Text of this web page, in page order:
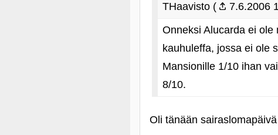
THaavisto (
7.6.2006
Onneksi Alucarda ei
kauhuleffa, jossa ei ole
Mansionille 1/10 ihan
8/10.
Oli tänään